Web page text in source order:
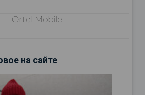
Ortel Mobile
на сайте